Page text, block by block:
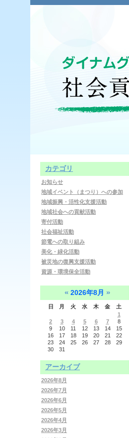
カテゴリ
お知らせ
地域イベント（まつり）への参加
地域振興・活性化支援活動
地域社会への貢献活動
寄付活動
社会福祉活動
節電への取り組み
美化・緑化活動
被災地の復興支援活動
資源・環境保全活動
« 2026年8月 »
日 月 火 水 木 金
土
1
2
3 4 5 6 7
8
9
10 11 12 13 14
15
16
17 18 19 20 21
22
23
24 25 26 27 28
29
30
31
アーカイブ
2026年8月
2026年7月
2026年6月
2026年5月
2026年4月
2026年3月